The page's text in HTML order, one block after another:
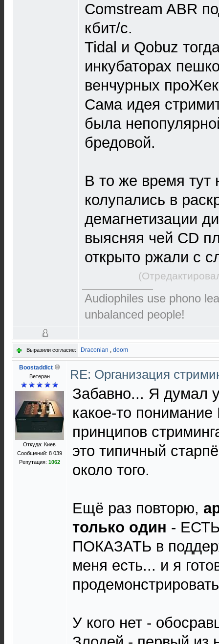
Comstream ABR
кбит/с.
Tidal и Qobuz
инкубаторах
венчурных
Сама идея
была
бредовой.
В то же время
колупались в
демагнетизации
выясняя чей CD
открыто ржали с
Audiophiles use phono
unbalanced people!
Выразили согласие: Draconian , doom
Boostaddict
Ветеран
Откуда: Киев
Сообщений: 8 039
Репутация: 1062
RE: Организация
Забавно... Я думал
какое-то
принципов
это типичный
около того.
Ещё раз повторю,
только один -
ПОКАЗАТЬ в
меня есть... и я
У кого нет -